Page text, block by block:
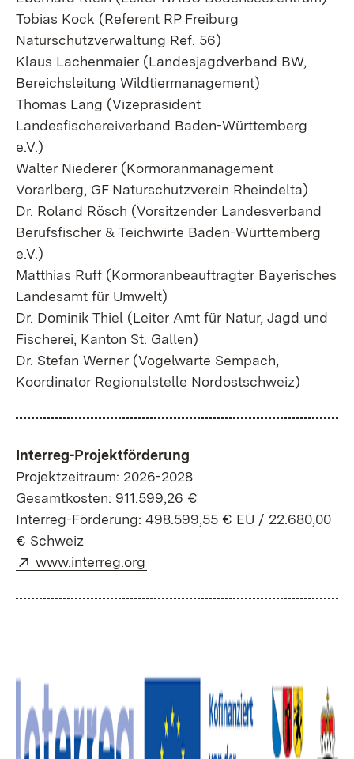
Tobias Kock (Referent RP Freiburg
Naturschutzverwaltung Ref. 56)
Klaus Lachenmaier (Landesjagdverband BW,
Bereichsleitung Wildtiermanagement)
Thomas Lang (Vizepräsident
Landesfischereiverband Baden-Württemberg
e.V.)
Walter Niederer (Kormoranmanagement
Vorarlberg, GF Naturschutzverein Rheindelta)
Dr. Roland Rösch (Vorsitzender Landesverband
Berufsfischer & Teichwirte Baden-Württemberg
e.V.)
Matthias Ruff (Kormoranbeauftragter Bayerisches
Landesamt für Umwelt)
Dr. Dominik Thiel (Leiter Amt für Natur, Jagd und
Fischerei, Kanton St. Gallen)
Dr. Stefan Werner (Vogelwarte Sempach,
Koordinator Regionalstelle Nordostschweiz)
Interreg-Projektförderung
Projektzeitraum: 2026-2028
Gesamtkosten: 911.599,26 €
Interreg-Förderung: 498.599,55 € EU / 22.680,00
€ Schweiz
Extern:
www.interreg.org